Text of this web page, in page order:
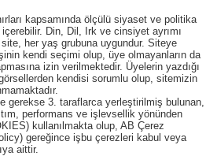
kapsamında ölçülü siyaset ve politika
Din, Dil, Irk ve cinsiyet ayrımı
her yaş grubuna uygundur. Siteye
kendi seçimi olup, üye olmayanların da
izin verilmektedir. Üyelerin yazdığı
kendisi sorumlu olup, sitemizin
gerekse 3. taraflarca yerleştirilmiş bulunan,
performans ve işlevsellik yönünden
kullanılmakta olup, AB Çerez
gereğince işbu çerezleri kabul veya
aittir.